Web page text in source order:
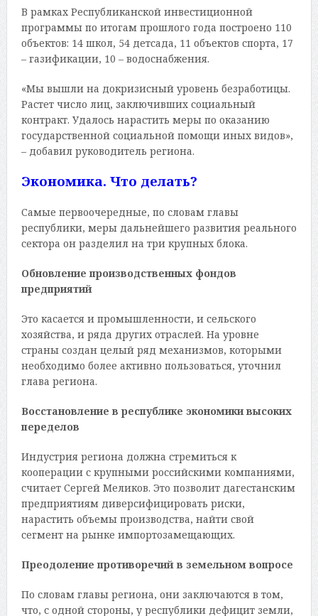
В рамках Республиканской инвестиционной
программы по итогам прошлого года построено 110
объектов: 14 школ, 54 детсада, 11 объектов спорта, 17
– газификации, 10 – водоснабжения.
«Мы вышли на докризисный уровень безработицы.
Растет число лиц, заключивших социальный
контракт. Удалось нарастить меры по оказанию
государственной социальной помощи иных видов»,
– добавил руководитель региона.
Экономика. Что делать?
Самые первоочередные, по словам главы
республики, меры дальнейшего развития реального
сектора он разделил на три крупных блока.
Обновление производственных фондов
предприятий
Это касается и промышленности, и сельского
хозяйства, и ряда других отраслей. На уровне
страны создан целый ряд механизмов, которыми
необходимо более активно пользоваться, уточнил
глава региона.
Восстановление в республике экономики высоких
переделов
Индустрия региона должна стремиться к
кооперации с крупными российскими компаниями,
считает Сергей Меликов. Это позволит дагестанским
предприятиям диверсифицировать риски,
нарастить объемы производства, найти свой
сегмент на рынке импортозамещающих.
Преодоление противоречий в земельном вопросе
По словам главы региона, они заключаются в том,
что, с одной стороны, у республики дефицит земли,